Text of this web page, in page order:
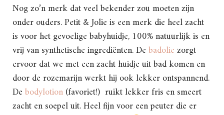
Nog zo’n merk dat veel bekender zou moeten zijn
onder ouders. Petit & Jolie is een merk die heel zacht
is voor het gevoelige babyhuidje, 100% natuurlijk is en
vrij van synthetische ingrediënten. Debadoliezorgt
ervoor dat we met een zacht huidje uit bad komen en
door de rozemarijn werkt hij ook lekker ontspannend.
Debodylotion(favoriet!) ruikt lekker fris en smeert
zacht en soepel uit. Heel fijn voor een peuter die er